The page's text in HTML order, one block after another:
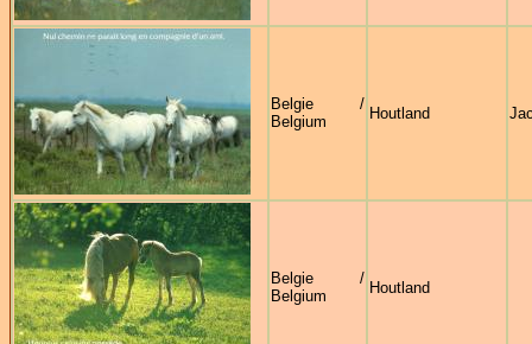
Belgie /
Belgium
Houtland
Belgie /
Belgium
Houtland